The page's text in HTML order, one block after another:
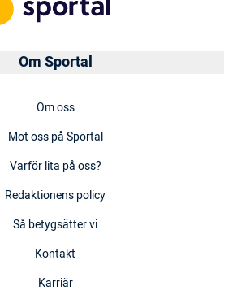
Om Sportal
Om oss
Möt oss på Sportal
Varför lita på oss?
Redaktionens policy
Så betygsätter vi
Kontakt
Karriär